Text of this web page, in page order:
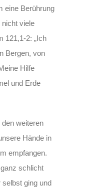
eine Berührung
nicht viele
121,1-2: „Ich
Bergen, von
Hilfe
und Erde
weiteren
Hände in
empfangen.
schlicht
selbst ging und